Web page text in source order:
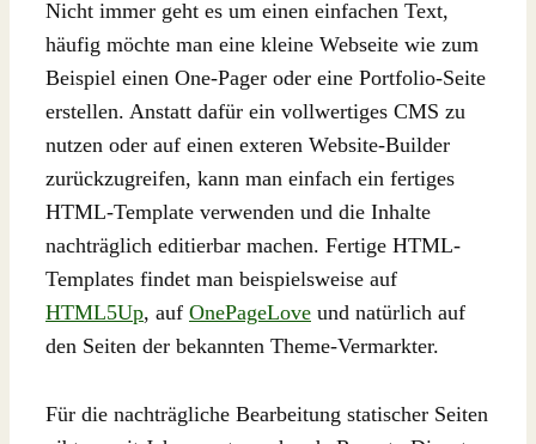
Nicht immer geht es um einen einfachen Text,
häufig möchte man eine kleine Webseite wie zum
Beispiel einen One-Pager oder eine Portfolio-Seite
erstellen. Anstatt dafür ein vollwertiges CMS zu
nutzen oder auf einen exteren Website-Builder
zurückzugreifen, kann man einfach ein fertiges
HTML-Template verwenden und die Inhalte
nachträglich editierbar machen. Fertige HTML-
Templates findet man beispielsweise auf
HTML5Up, auf OnePageLove und natürlich auf
den Seiten der bekannten Theme-Vermarkter.
Für die nachträgliche Bearbeitung statischer Seiten